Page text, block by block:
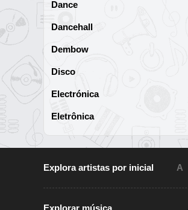
Dance
Dancehall
Dembow
Disco
Electrónica
Eletrônica
Explora artistas por inicial A
Explorar música